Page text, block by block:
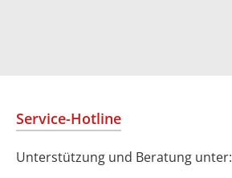
Service-Hotline
Unterstützung und Beratung unter: